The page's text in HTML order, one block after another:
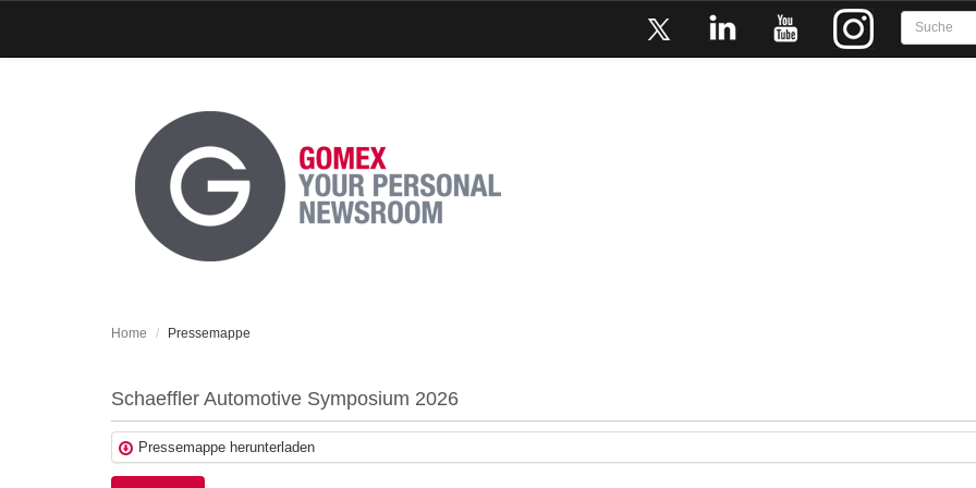
Home Pressemappe
Schaeffler Automotive Symposium 2026
Pressemappe herunterladen